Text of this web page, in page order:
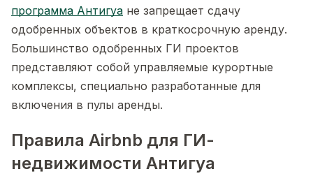
программа Антигуа не запрещает сдачу
одобренных объектов в краткосрочную аренду.
Большинство одобренных ГИ проектов
представляют собой управляемые курортные
комплексы, специально разработанные для
включения в пулы аренды.
Правила Airbnb для ГИ-
недвижимости Антигуа